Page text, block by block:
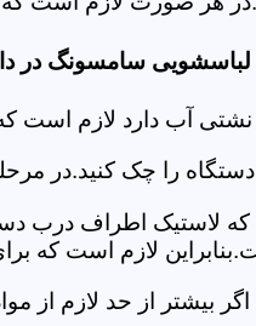
لباسشویی سامسونگ در
نشتی آب دارد لازم
دستگاه را چک کنید.در
لاستیک اطراف درب
لازم است که
بیشتر از حد لازم از